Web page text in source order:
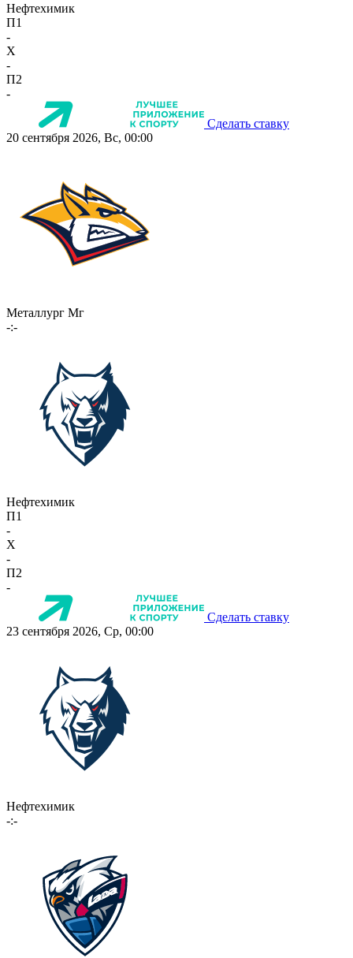
Нефтехимик
П1
-
X
-
П2
-
Сделать ставку
20 сентября 2026, Вс, 00:00
Металлург Мг
-:-
Нефтехимик
П1
-
X
-
П2
-
Сделать ставку
23 сентября 2026, Ср, 00:00
Нефтехимик
-:-